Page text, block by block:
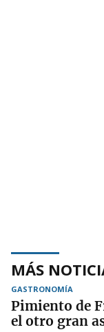
MÁS
GASTRONOMÍA
Pimiento de
el otro gran